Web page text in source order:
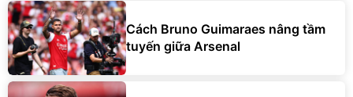
Cách Bruno Guimaraes nâng tầm
tuyến giữa Arsenal